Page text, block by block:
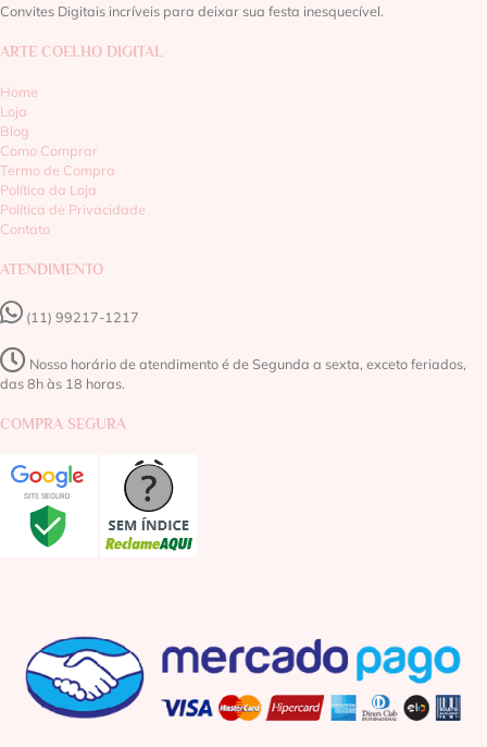
Convites Digitais incríveis para deixar sua festa inesquecível.
ARTE COELHO DIGITAL
Home
Loja
Blog
Como Comprar
Termo de Compra
Política da Loja
Política de Privacidade
Contato
ATENDIMENTO
(11) 99217-1217‬
Nosso horário de atendimento é de Segunda a sexta, exceto feriados,
das 8h às 18 horas.
COMPRA SEGURA